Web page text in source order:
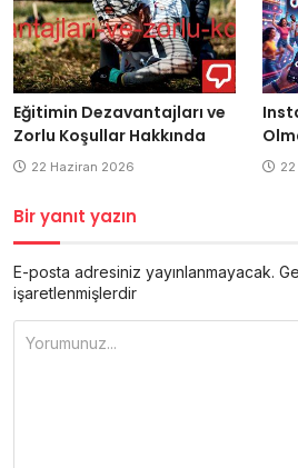
Eğitimin Dezavantajları ve
Zorlu Koşullar Hakkında
22 Haziran 2026
Bir yanıt yazın
E-posta adresiniz yayınlanmayacak.
işaretlenmişlerdir